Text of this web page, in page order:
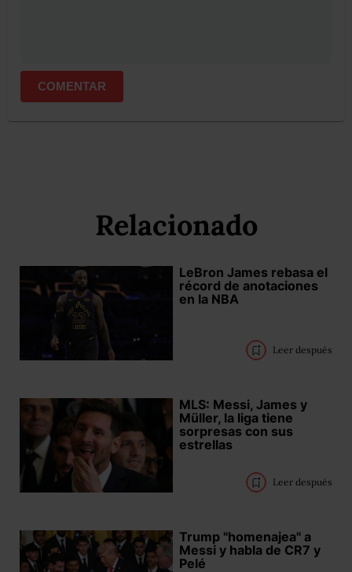
COMENTAR
Relacionado
LeBron James rebasa el
récord de anotaciones
en la NBA
Leer después
MLS: Messi, James y
Müller, la liga tiene
sorpresas con sus
estrellas
Leer después
Trump "homenajea" a
Messi y habla de CR7 y
Pelé